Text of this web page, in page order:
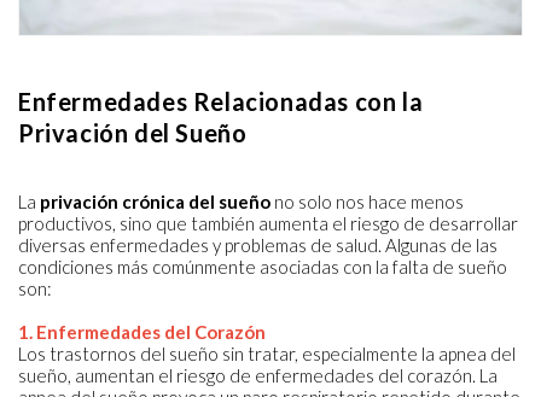
Enfermedades Relacionadas con la
Privación del Sueño
La privación crónica del sueño no solo nos hace menos
productivos, sino que también aumenta el riesgo de desarrollar
diversas enfermedades y problemas de salud. Algunas de las
condiciones más comúnmente asociadas con la falta de sueño
son:
1. Enfermedades del Corazón
Los trastornos del sueño sin tratar, especialmente la apnea del
sueño, aumentan el riesgo de enfermedades del corazón. La